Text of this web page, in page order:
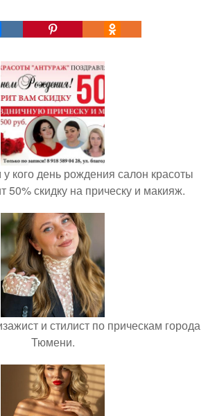
кого день рождения салон красоты
50% скидку на прическу и макияж.
и стилист по прическам города
Тюмени.